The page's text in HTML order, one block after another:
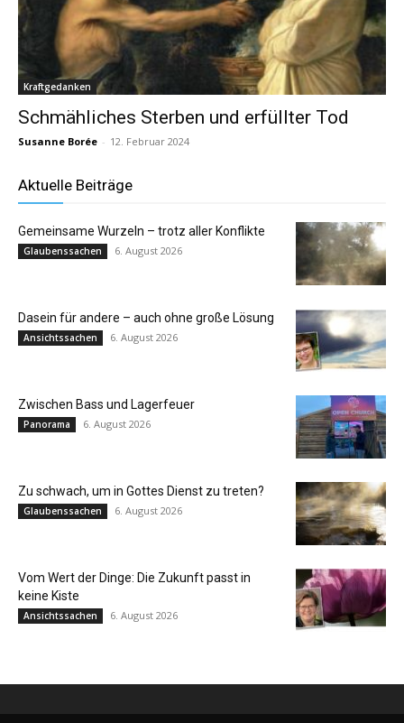
Kraftgedanken
Schmähliches Sterben und erfüllter Tod
Susanne Borée - 12. Februar 2024
Aktuelle Beiträge
Gemeinsame Wurzeln – trotz aller Konflikte
Glaubenssachen 6. August 2026
Dasein für andere – auch ohne große Lösung
Ansichtssachen 6. August 2026
Zwischen Bass und Lagerfeuer
Panorama 6. August 2026
Zu schwach, um in Gottes Dienst zu treten?
Glaubenssachen 6. August 2026
Vom Wert der Dinge: Die Zukunft passt in
keine Kiste
Ansichtssachen 6. August 2026